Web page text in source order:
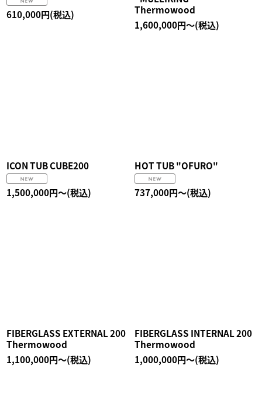
610,000円(税込)
Thermowood
1,600,000円～(税込)
ICON TUB CUBE200
1,500,000円～(税込)
HOT TUB "OFURO"
737,000円～(税込)
FIBERGLASS EXTERNAL 200
Thermowood
1,100,000円～(税込)
FIBERGLASS INTERNAL 200
Thermowood
1,000,000円～(税込)